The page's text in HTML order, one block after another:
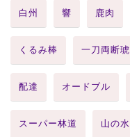
白州 響 鹿肉
くるみ棒 一刀両断
配達 オードブル
スーパー林道 山の水